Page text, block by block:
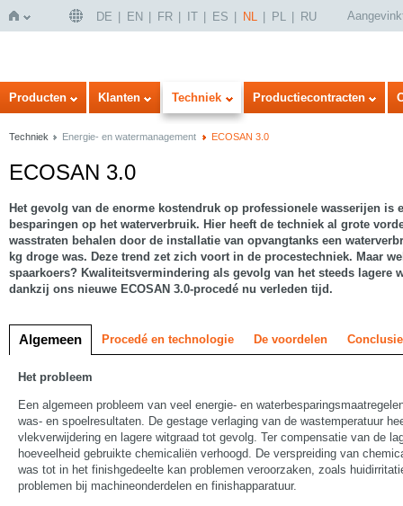
Home
DE EN FR IT ES NL PL RU
Producten Klanten Techniek Productiecontracten
Techniek Energie- en watermanagement ECOSAN 3.0
ECOSAN 3.0
Het gevolg van de enorme kostendruk op professionele wasserijen is
besparingen op het waterverbruik. Hier heeft de techniek al grote
wasstraten behalen door de installatie van opvangtanks een
kg droge was. Deze trend zet zich voort in de procestechniek. Maar
spaarkoers? Kwaliteitsvermindering als gevolg van het steeds lagere
dankzij ons nieuwe ECOSAN 3.0-procedé nu verleden tijd.
Algemeen Procedé en technologie De voordelen Conclusie
Het probleem
Een algemeen probleem van veel energie- en
was- en spoelresultaten. De gestage verlaging van de wastemperatuur
vlekverwijdering en lagere witgraad tot gevolg. Ter compensatie van de
hoeveelheid gebruikte chemicaliën verhoogd. De verspreiding van
was tot in het finishgedeelte kan problemen veroorzaken, zoals
problemen bij machineonderdelen en finishapparatuur.